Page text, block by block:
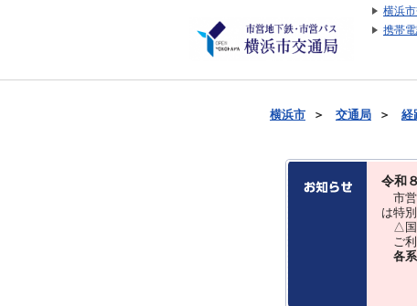
横浜
携帯
横浜市 ＞ 交通局 ＞ 経
令和
市営
は特
△国
ご利
各